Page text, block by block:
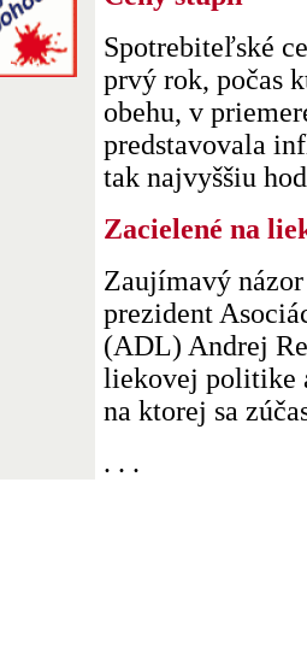
Spotrebiteľské
prvý rok, počas
obehu, v
predstavovala
tak najvyššiu
Zacielené na
Zaujímavý
prezident
(ADL) Andrej
liekovej politike
na ktorej sa
. . .